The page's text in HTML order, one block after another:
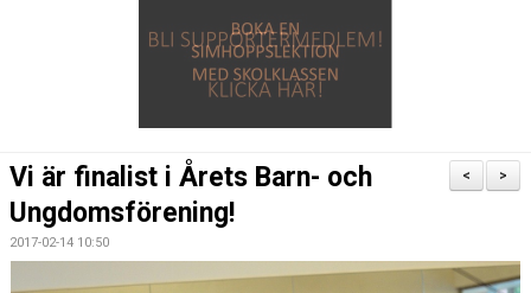
BARNKALAS
FÖRENINGSKLÄDER
>
<
Vi är finalist i Årets Barn- och
Ungdomsförening!
2017-02-14 10:50